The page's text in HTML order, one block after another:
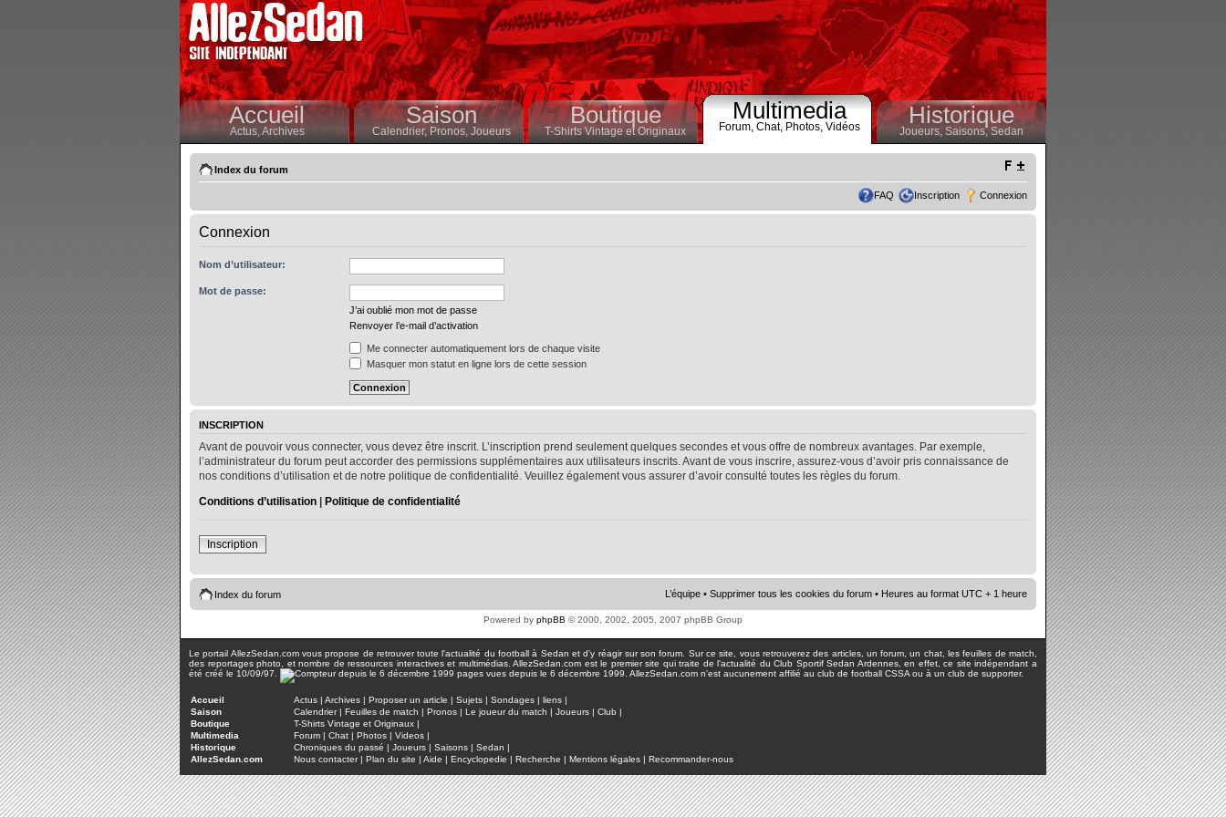
Accueil
Actus,Archives
Saison
Calendrier,Pronos, Joueurs
Boutique
T-Shirts Vintage et Originaux
Multimedia
Forum, Chat, Photos, Vidéos Historique
Joueurs, Saisons,Sedan
Index du forum
FAQ Inscription Connexion
Connexion
Nom d’utilisateur:
Mot de passe:
J’ai oublié mon mot de passe
Renvoyer l’e-mail d’activation
Me connecter automatiquement lors de chaque visite
Masquer mon statut en ligne lors de cette session
INSCRIPTION
Avant de pouvoir vous connecter, vous devez être inscrit. L’inscription prend seulement quelques secondes et vous offre de nombreux avantages. Par exemple,
l’administrateur du forum peut accorder des permissions supplémentaires aux utilisateurs inscrits. Avant de vous inscrire, assurez-vous d’avoir pris connaissance de
nos conditions d’utilisation et de notre politique de confidentialité. Veuillez également vous assurer d’avoir consulté toutes les règles du forum.
Conditions d’utilisation | Politique de confidentialité
Inscription
Index du forum L’équipe • Supprimer tous les cookies du forum • Heures au format UTC + 1 heure
Powered by phpBB © 2000, 2002, 2005, 2007 phpBB Group
Le portail AllezSedan.com vous propose de retrouver toute l'actualité du football à Sedan et d'y réagir sur son forum. Sur ce site, vous retrouverez des articles, un forum, un chat, les feuilles de match,
des reportages photo, et nombre de ressources interactives et multimédias. AllezSedan.com est le premier site qui traite de l'actualité du Club Sportif Sedan Ardennes, en effet, ce site indépendant a
été créé le 10/09/97.
pages vues depuis le 6 décembre 1999. AllezSedan.com n'est aucunement affilié au club de football CSSA ou à un club de supporter.
Accueil Actus | Archives | Proposer un article | Sujets | Sondages | liens |
Saison
Calendrier| Feuilles de match | Pronos | Le joueur du match | Joueurs | Club |
Boutique
T-Shirts Vintage et Originaux |
Multimedia
Forum | Chat | Photos | Videos |
Historique
Chroniques du passé | Joueurs | Saisons | Sedan |
AllezSedan.com
Nous contacter| Plan du site | Aide | Encyclopedie | Recherche | Mentions légales | Recommander-nous